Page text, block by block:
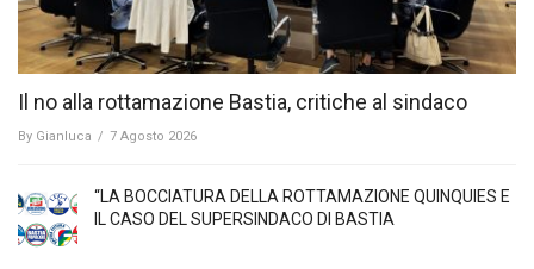
Il no alla rottamazione Bastia, critiche al sindaco
By Gianluca / 7 Agosto 2026
“LA BOCCIATURA DELLA ROTTAMAZIONE QUINQUIES E
IL CASO DEL SUPERSINDACO DI BASTIA